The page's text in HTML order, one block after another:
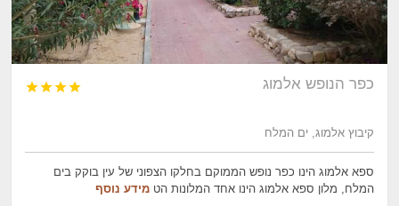
כפר הנופש אלמוג 



קיבוץ אלמוג, ים המלח
ספא אלמוג הינו כפר נופש הממוקם בחלקו הצפוני של עין בוקק בים
המלח, מלון ספא אלמוג הינו אחד המלונות הטמידע נוסף